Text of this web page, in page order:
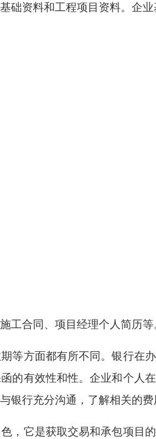
础资料和工程项目资料。企业
工合同、项目经理个人简历等
等方面都有所不同。银行在
的有效性和性。企业和个人
银行充分沟通，了解相关的费
，它是获取交易和承包项目